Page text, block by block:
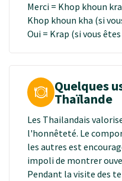
Merci = Khop khoun
Khop khoun kha (si
Quelques
Thaïlande
Les Thailandais
l'honnêteté. Le
les autres est
impoli de montrer
Pendant la visite des